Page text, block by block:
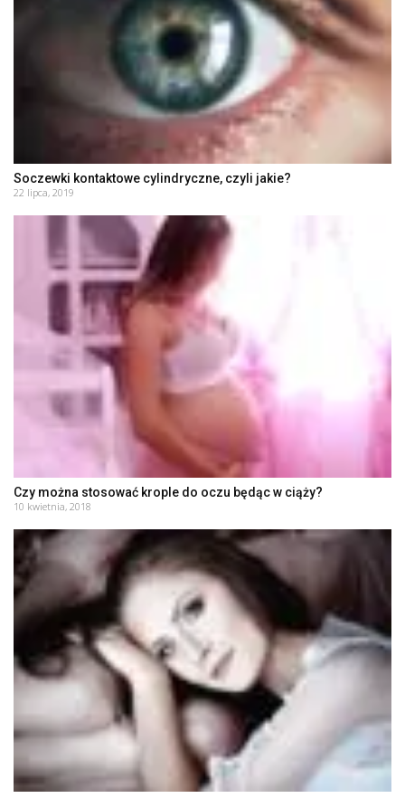
Soczewki kontaktowe cylindryczne, czyli jakie?
22 lipca, 2019
Czy można stosować krople do oczu będąc w ciąży?
10 kwietnia, 2018